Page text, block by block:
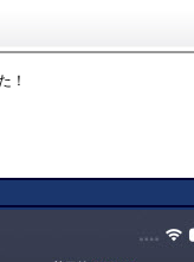
！